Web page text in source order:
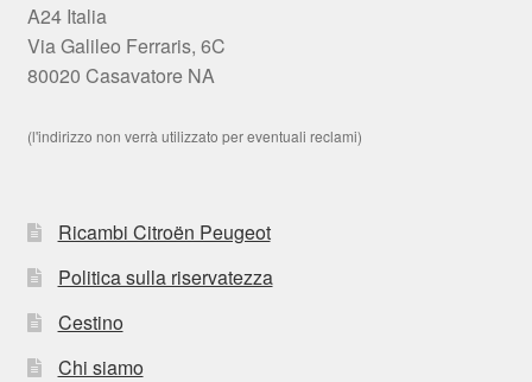
A24 Italia
Via Galileo Ferraris, 6C
80020 Casavatore NA
(l'indirizzo non verrà utilizzato per eventuali reclami)
Ricambi Citroën Peugeot
Politica sulla riservatezza
Cestino
Chi siamo